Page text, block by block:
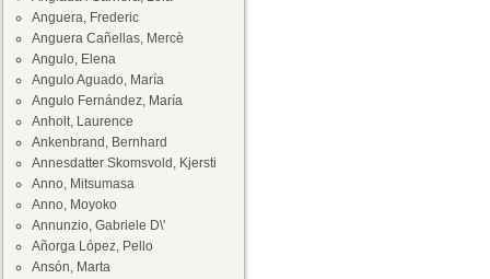
Anguera, Frederic
Anguera Cañellas, Mercè
Angulo, Elena
Angulo Aguado, María
Angulo Fernández, María
Anholt, Laurence
Ankenbrand, Bernhard
Annesdatter Skomsvold, Kjersti
Anno, Mitsumasa
Anno, Moyoko
Annunzio, Gabriele D\'
Añorga López, Pello
Ansón, Marta